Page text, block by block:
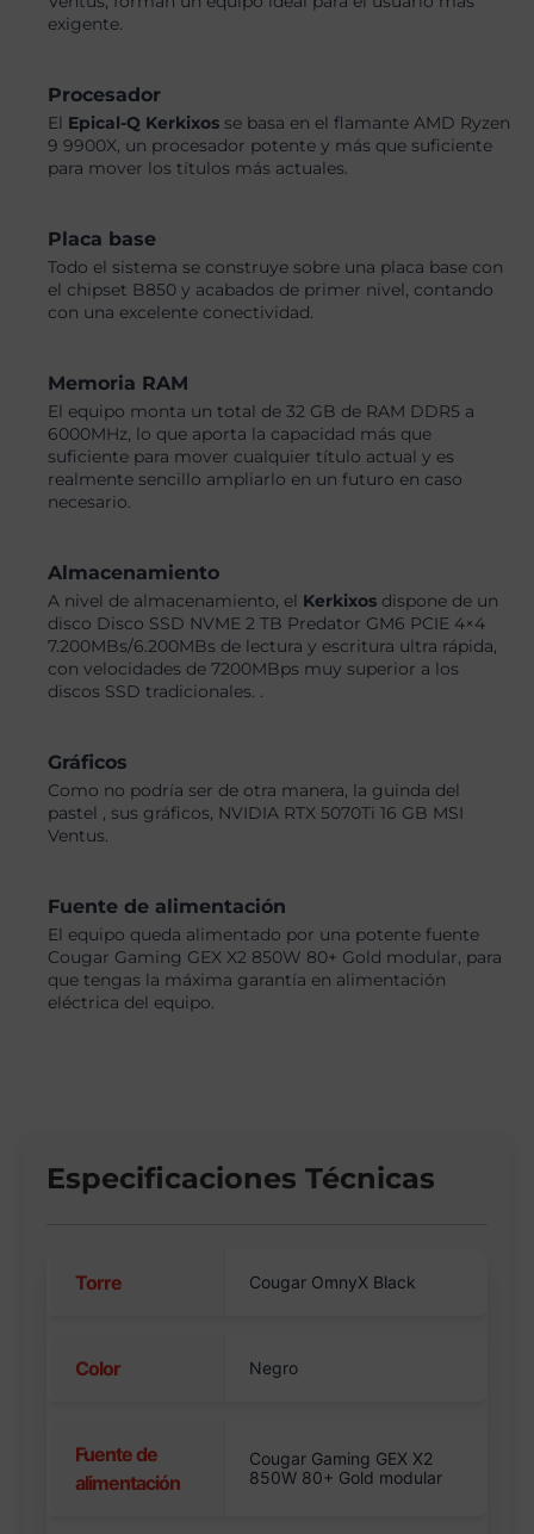
exigente.
Procesador
El Epical-Q Kerkixos se basa en el flamante AMD Ryzen
9 9900X, un procesador potente y más que suficiente
para mover los títulos más actuales.
Placa base
Todo el sistema se construye sobre una placa base con
el chipset B850 y acabados de primer nivel, contando
con una excelente conectividad.
Memoria RAM
El equipo monta un total de 32 GB de RAM DDR5 a
6000MHz, lo que aporta la capacidad más que
suficiente para mover cualquier título actual y es
realmente sencillo ampliarlo en un futuro en caso
necesario.
Almacenamiento
A nivel de almacenamiento, el Kerkixos dispone de un
disco Disco SSD NVME 2 TB Predator GM6 PCIE 4×4
7.200MBs/6.200MBs de lectura y escritura ultra rápida,
con velocidades de 7200MBps muy superior a los
discos SSD tradicionales. .
Gráficos
Como no podría ser de otra manera, la guinda del
pastel , sus gráficos, NVIDIA RTX 5070Ti 16 GB MSI
Ventus.
Fuente de alimentación
El equipo queda alimentado por una potente fuente
Cougar Gaming GEX X2 850W 80+ Gold modular, para
que tengas la máxima garantía en alimentación
eléctrica del equipo.
Especificaciones Técnicas
Torre Cougar OmnyX Black
Color Negro
Fuente de
alimentación
Cougar Gaming GEX X2
850W 80+ Gold modular